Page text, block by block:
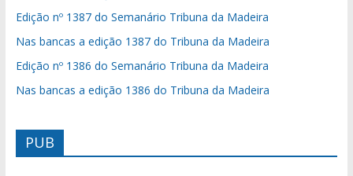
Edição nº 1387 do Semanário Tribuna da Madeira
Nas bancas a edição 1387 do Tribuna da Madeira
Edição nº 1386 do Semanário Tribuna da Madeira
Nas bancas a edição 1386 do Tribuna da Madeira
PUB